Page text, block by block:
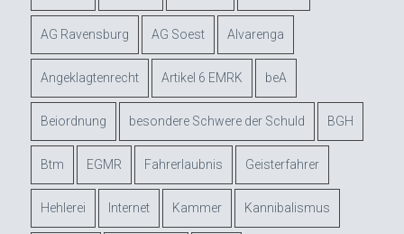
AG Ravensburg AG Soest Alvarenga
Angeklagtenrecht Artikel 6 EMRK beA
Beiordnung besondere Schwere der Schuld BGH
Btm EGMR Fahrerlaubnis Geisterfahrer
Hehlerei Internet Kammer Kannibalismus